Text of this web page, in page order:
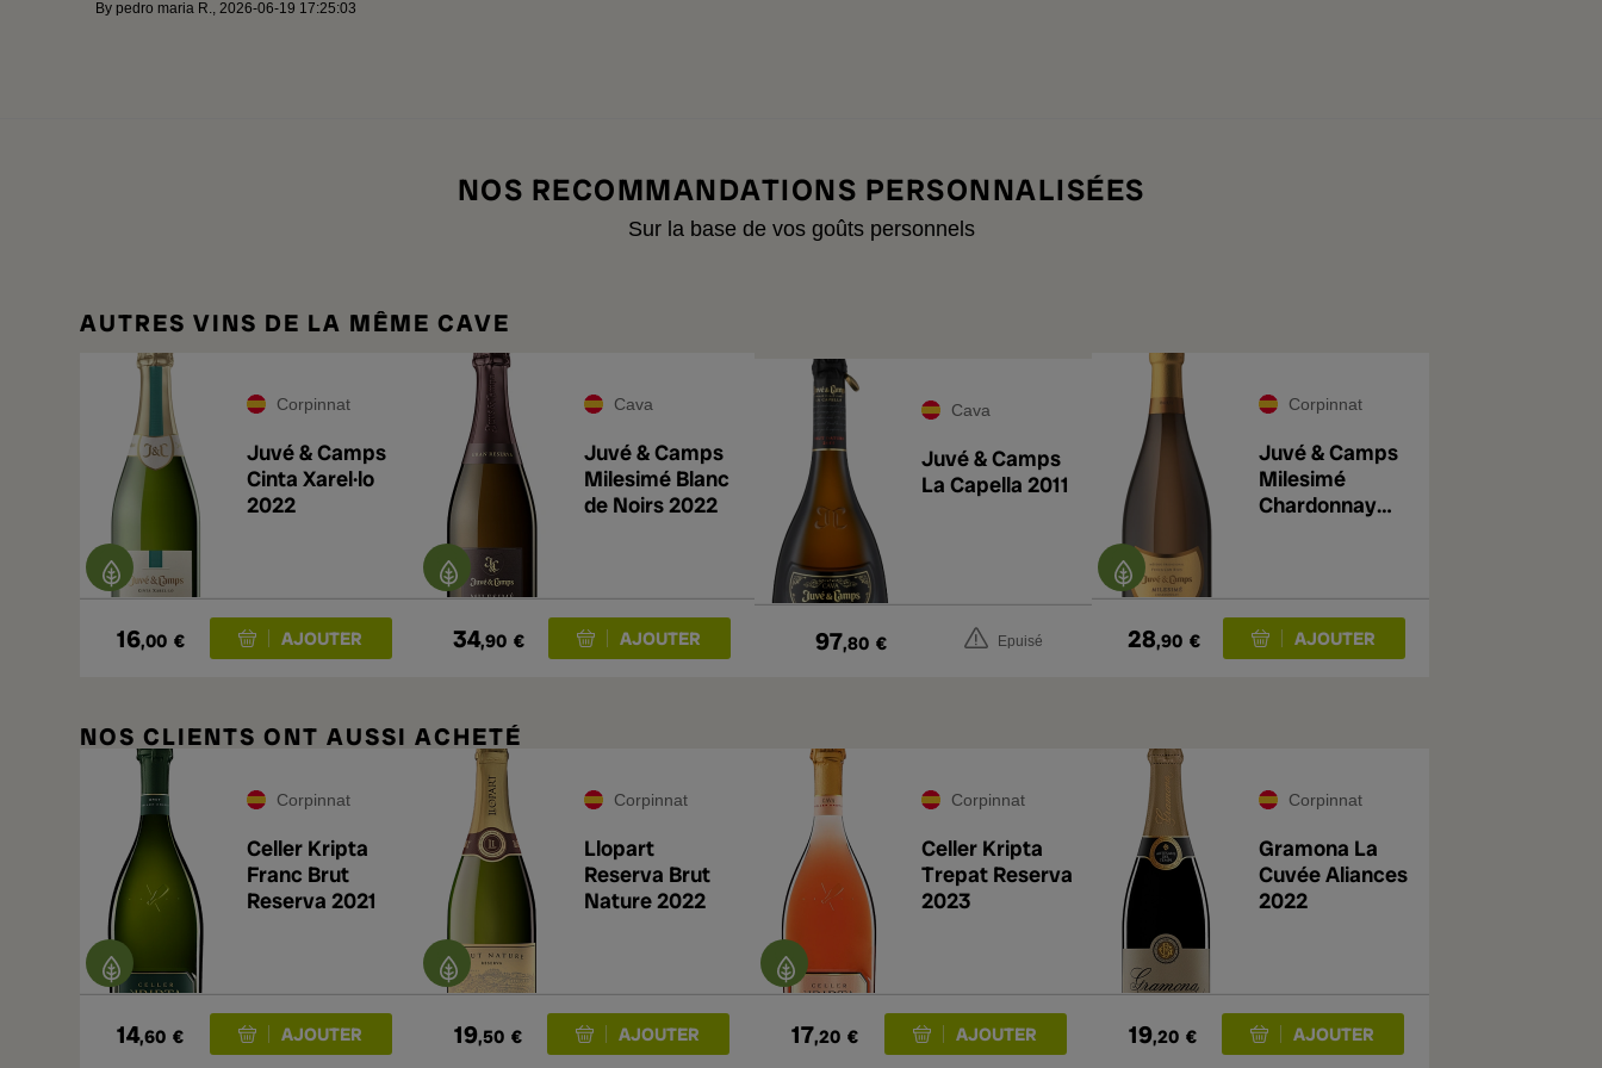
By pedro maria R., 2026-06-19 17:25:03
NOS RECOMMANDATIONS PERSONNALISÉES
Sur la base de vos goûts personnels
AUTRES VINS DE LA MÊME CAVE
Corpinnat
Juvé & Camps
Cinta Xarel·lo
2022
16,00 €
Cava
Juvé & Camps
Milesimé Blanc
de Noirs 2022
34,90 €
Cava
Juvé & Camps
La Capella 2011
97,80 € Epuisé
Corpinnat
Juvé & Camps
Milesimé
Chardonnay
28,90 €
NOS CLIENTS ONT AUSSI ACHETÉ
Corpinnat
Celler Kripta
Franc Brut
Reserva 2021
14,60 €
Corpinnat
Llopart
Reserva Brut
Nature 2022
19,50 €
Corpinnat
Celler Kripta
Trepat Reserva
2023
17,20 €
Corpinnat
Gramona La
Cuvée Aliances
2022
19,20 €